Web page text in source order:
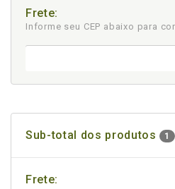
Frete:
Informe seu CEP abaixo para
Sub-total dos produtos 1
Frete: